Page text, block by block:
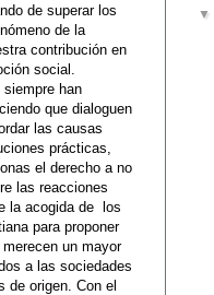
de superar los
de la
contribución en
social.
han
que dialoguen
las causas
prácticas,
el derecho a no
las reacciones
la acogida de los
para proponer
un mayor
a las sociedades
origen. Con el
▼